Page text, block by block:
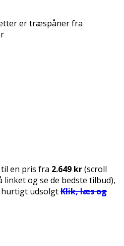
er træspåner fra
en pris fra 2.649 kr(scroll
linket og se de bedste tilbud),
udsolgtKlik, læs og